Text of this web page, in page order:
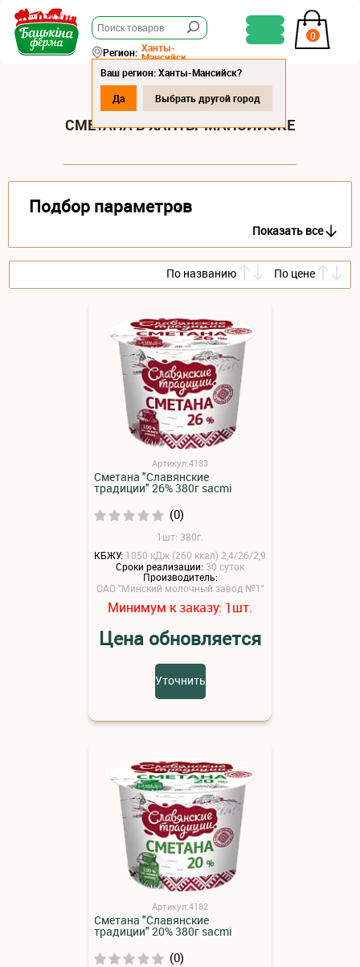
0
Регион: Ханты-
Мансийск
Ваш регион: Ханты-Мансийск?
Да
Выбрать другой город
СМЕТАНА В ХАНТЫ-МАНСИЙСКЕ
Подбор параметров
Показать все
По названию По цене
Артикул:4183
Сметана "Славянские
традиции" 26% 380г sacmi
(0)
1шт: 380г.
КБЖУ: 1050 кДж (260 ккал) 2,4/26/2,9
Сроки реализации: 30 суток
Производитель:
ОАО "Минский молочный завод №1"
Минимум к заказу: 1шт.
Цена обновляется
Уточнить
Артикул:4182
Сметана "Славянские
традиции" 20% 380г sacmi
(0)